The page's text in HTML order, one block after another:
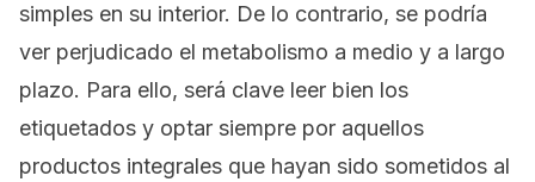
simples en su interior. De lo contrario, se podría
ver perjudicado el metabolismo a medio y a largo
plazo. Para ello, será clave leer bien los
etiquetados y optar siempre por aquellos
productos integrales que hayan sido sometidos al